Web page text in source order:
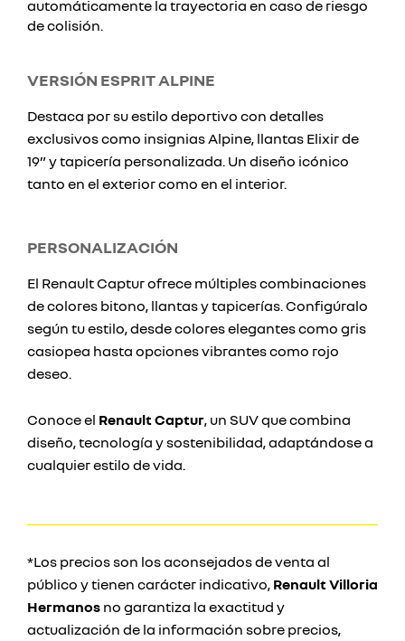
automáticamente la trayectoria en caso de riesgo
de colisión.
VERSIÓN ESPRIT ALPINE
Destaca por su estilo deportivo con detalles
exclusivos como insignias Alpine, llantas Elixir de
19” y tapicería personalizada. Un diseño icónico
tanto en el exterior como en el interior.
PERSONALIZACIÓN
El Renault Captur ofrece múltiples combinaciones
de colores bitono, llantas y tapicerías. Configúralo
según tu estilo, desde colores elegantes como gris
casiopea hasta opciones vibrantes como rojo
deseo.
Conoce el Renault Captur, un SUV que combina
diseño, tecnología y sostenibilidad, adaptándose a
cualquier estilo de vida.
*Los precios son los aconsejados de venta al
público y tienen carácter indicativo, Renault Villoria
Hermanos no garantiza la exactitud y
actualización de la información sobre precios,